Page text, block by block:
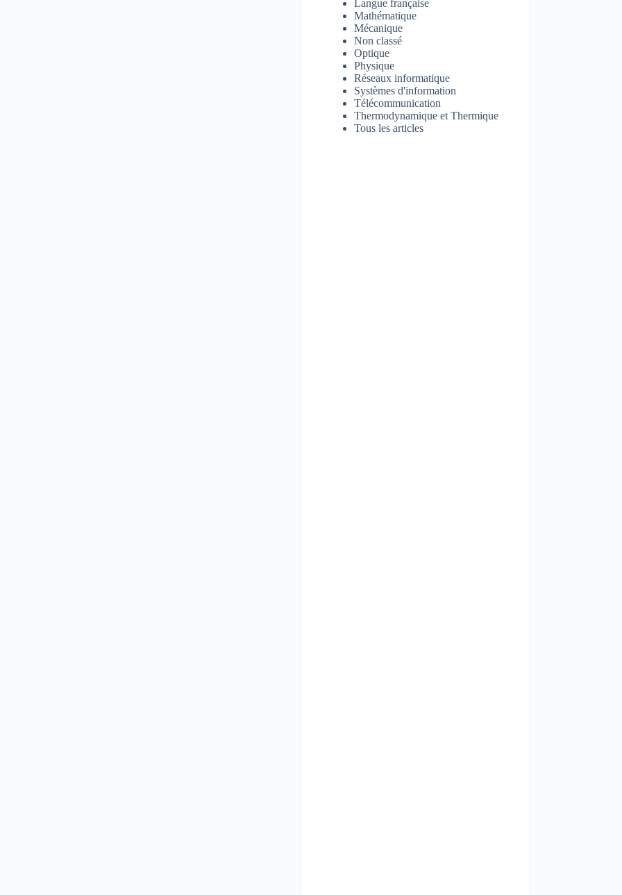
Langue française
Mathématique
Mécanique
Non classé
Optique
Physique
Réseaux informatique
Systèmes d'information
Télécommunication
Thermodynamique et Thermique
Tous les articles